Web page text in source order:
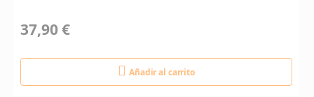
37,90 €
Añadir al carrito